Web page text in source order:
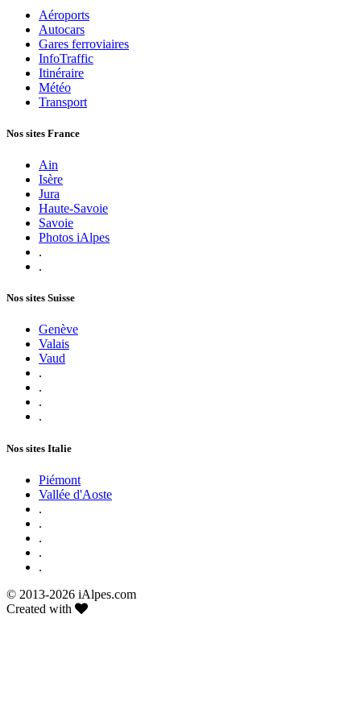
Aéroports
Autocars
Gares ferroviaires
InfoTraffic
Itinéraire
Météo
Transport
Nos sites France
Ain
Isère
Jura
Haute-Savoie
Savoie
Photos iAlpes
.
.
Nos sites Suisse
Genève
Valais
Vaud
.
.
.
.
Nos sites Italie
Piémont
Vallée d'Aoste
.
.
.
.
.
© 2013-2026 iAlpes.com
Created with